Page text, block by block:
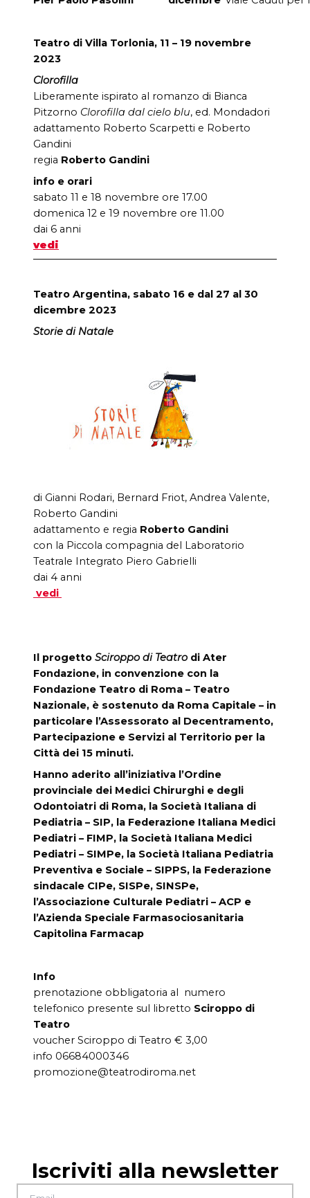
Teatro di Villa Torlonia, 11 – 19 novembre
2023
Clorofilla
Liberamente ispirato al romanzo di Bianca
Pitzorno Clorofilla dal cielo blu, ed. Mondadori
adattamento Roberto Scarpetti e Roberto
Gandini
regia Roberto Gandini
info e orari
sabato 11 e 18 novembre ore 17.00
domenica 12 e 19 novembre ore 11.00
dai 6 anni
vedi
Teatro Argentina, sabato 16 e dal 27 al 30
dicembre 2023
Storie di Natale
di Gianni Rodari, Bernard Friot, Andrea Valente,
Roberto Gandini
adattamento e regia Roberto Gandini
con la Piccola compagnia del Laboratorio
Teatrale Integrato Piero Gabrielli
dai 4 anni
vedi
Il progetto Sciroppo di Teatro di Ater
Fondazione, in convenzione con la
Fondazione Teatro di Roma – Teatro
Nazionale, è sostenuto da Roma Capitale – in
particolare l’Assessorato al Decentramento,
Partecipazione e Servizi al Territorio per la
Città dei 15 minuti.
Hanno aderito all’iniziativa l’Ordine
provinciale dei Medici Chirurghi e degli
Odontoiatri di Roma, la Società Italiana di
Pediatria – SIP, la Federazione Italiana Medici
Pediatri – FIMP, la Società Italiana Medici
Pediatri – SIMPe, la Società Italiana Pediatria
Preventiva e Sociale – SIPPS, la Federazione
sindacale CIPe, SISPe, SINSPe,
l’Associazione Culturale Pediatri – ACP e
l’Azienda Speciale Farmasociosanitaria
Capitolina Farmacap
Info
prenotazione obbligatoria al numero
telefonico presente sul libretto Sciroppo di
Teatro
voucher Sciroppo di Teatro € 3,00
info 06684000346
promozione@teatrodiroma.net
Iscriviti alla newsletter